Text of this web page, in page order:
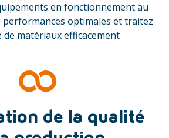
en fonctionnement au
performances optimales et traitez
de matériaux efficacement
de la qualité